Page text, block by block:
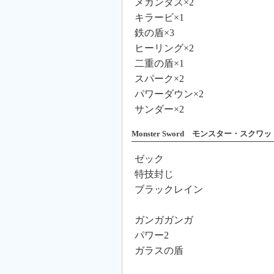
メガンタス×2
キラービ×1
鉄の盾×3
ヒーリング×2
二重の盾×1
スパーク×2
パワーダウン×2
サンダー×2
Monster Sword モンスター・スクワッ
ゼック
特技封じ
ブラックレイン
ガンガガンガ
パワー2
ガラスの盾